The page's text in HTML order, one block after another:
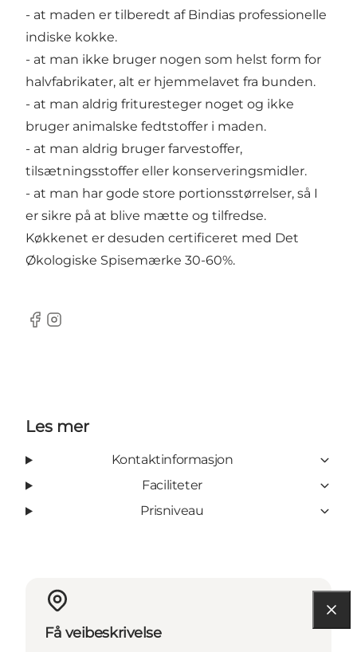
- at maden er tilberedt af Bindias professionelle
indiske kokke.
- at man ikke bruger nogen som helst form for
halvfabrikater, alt er hjemmelavet fra bunden.
- at man aldrig frituresteger noget og ikke
bruger animalske fedtstoffer i maden.
- at man aldrig bruger farvestoffer,
tilsætningsstoffer eller konserveringsmidler.
- at man har gode store portionsstørrelser, så I
er sikre på at blive mætte og tilfredse.
Køkkenet er desuden certificeret med Det
Økologiske Spisemærke 30-60%.
Facebook
Instagram
Les mer
Kontaktinformasjon
Faciliteter
Prisniveau
Få veibeskrivelse